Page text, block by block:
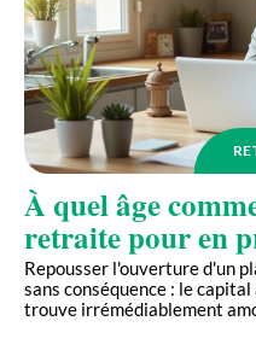
À quel âge
retraite pour en
Repousser l'ouverture d'un
sans conséquence : le
trouve irrémédiablement